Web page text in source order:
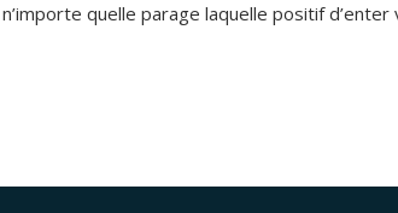
n’importe quelle parage laquelle positif